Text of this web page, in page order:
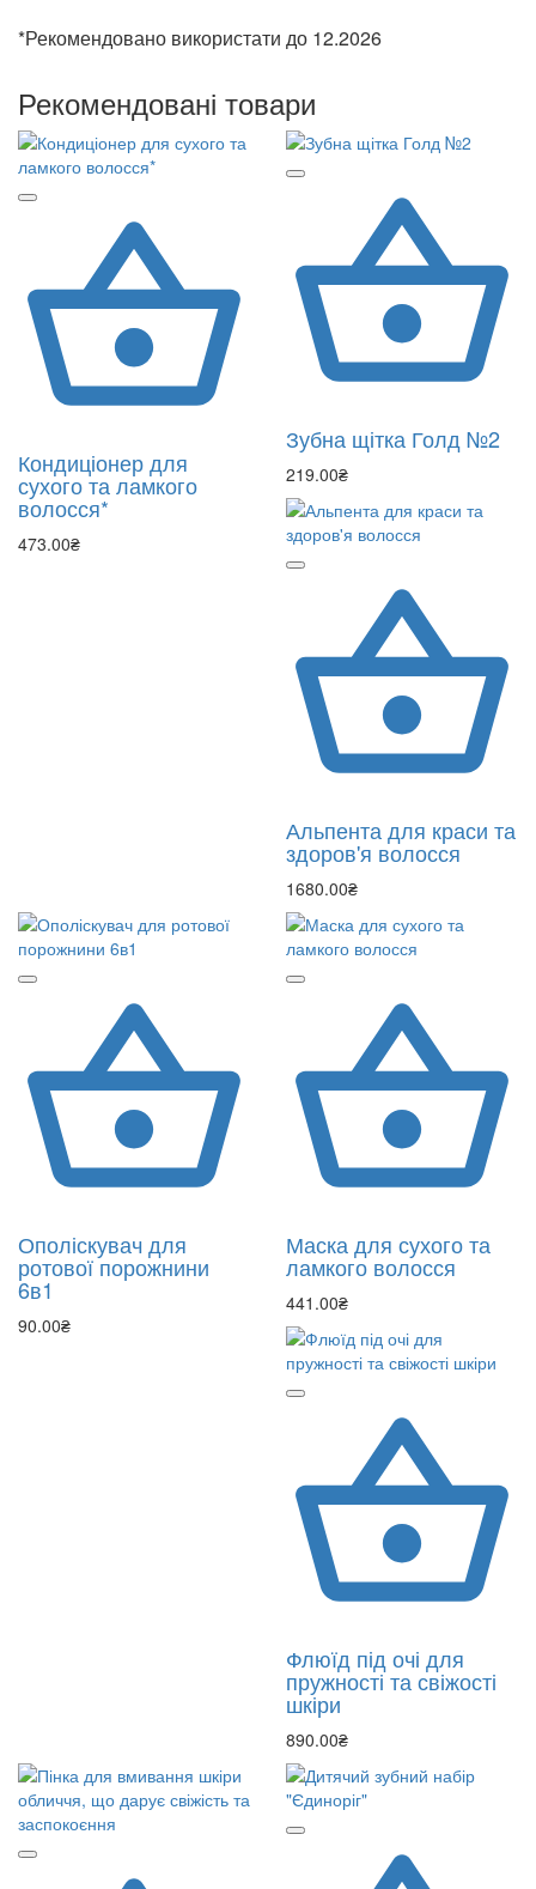
*Рекомендовано використати до 12.2026
Рекомендовані товари
Кондиціонер для
сухого та ламкого
волосся*
473.00₴
Зубна щітка Голд №2
219.00₴
Альпента для краси та
здоров'я волосся
1680.00₴
Ополіскувач для
ротової порожнини
6в1
90.00₴
Маска для сухого та
ламкого волосся
441.00₴
Флюїд під очі для
пружності та свіжості
шкіри
890.00₴